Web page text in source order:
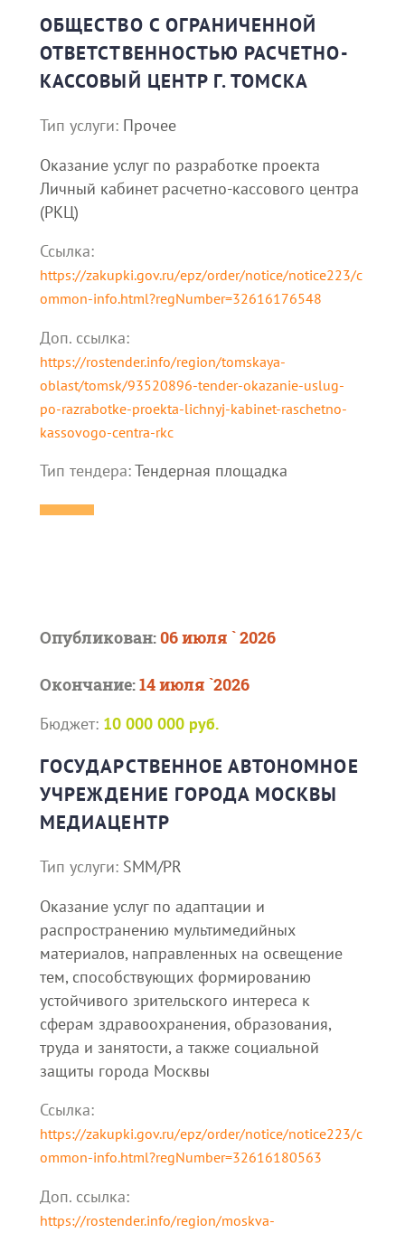
ОБЩЕСТВО С ОГРАНИЧЕННОЙ
ОТВЕТСТВЕННОСТЬЮ РАСЧЕТНО-
КАССОВЫЙ ЦЕНТР Г. ТОМСКА
Тип услуги: Прочее
Оказание услуг по разработке проекта
Личный кабинет расчетно-кассового центра
(РКЦ)
Ссылка:
https://zakupki.gov.ru/epz/order/notice/notice223/c
ommon-info.html?regNumber=32616176548
Доп. cсылка:
https://rostender.info/region/tomskaya-
oblast/tomsk/93520896-tender-okazanie-uslug-
po-razrabotke-proekta-lichnyj-kabinet-raschetno-
kassovogo-centra-rkc
Тип тендера:Тендерная площадка
Опубликован:06 июля ` 2026
Окончание:14 июля `2026
Бюджет: 10 000 000 руб.
ГОСУДАРСТВЕННОЕ АВТОНОМНОЕ
УЧРЕЖДЕНИЕ ГОРОДА МОСКВЫ
МЕДИАЦЕНТР
Тип услуги: SMM/PR
Оказание услуг по адаптации и
распространению мультимедийных
материалов, направленных на освещение
тем, способствующих формированию
устойчивого зрительского интереса к
сферам здравоохранения, образования,
труда и занятости, а также социальной
защиты города Москвы
Ссылка:
https://zakupki.gov.ru/epz/order/notice/notice223/c
ommon-info.html?regNumber=32616180563
Доп. cсылка:
https://rostender.info/region/moskva-